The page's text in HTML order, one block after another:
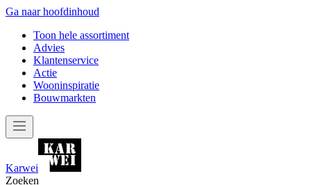
Ga naar hoofdinhoud
Toon hele assortiment
Advies
Klantenservice
Actie
Wooninspiratie
Bouwmarkten
Karwei
Zoeken